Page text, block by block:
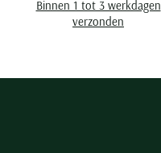
UBR
Binnen 1 tot 3 werkdagen
verzonden